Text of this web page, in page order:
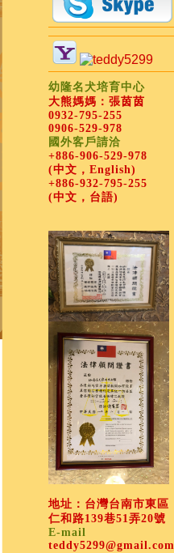
幼隆名犬培育中心
大熊媽媽：張茵茵
0932-795-255
0906-529-978
國外客戶請洽
+886-906-529-978
(中文，English)
+886-932-795-255
(中文，台語)
地址：台灣台南市東區
仁和路139巷51弄20號
E-mail
teddy5299@gmail.com